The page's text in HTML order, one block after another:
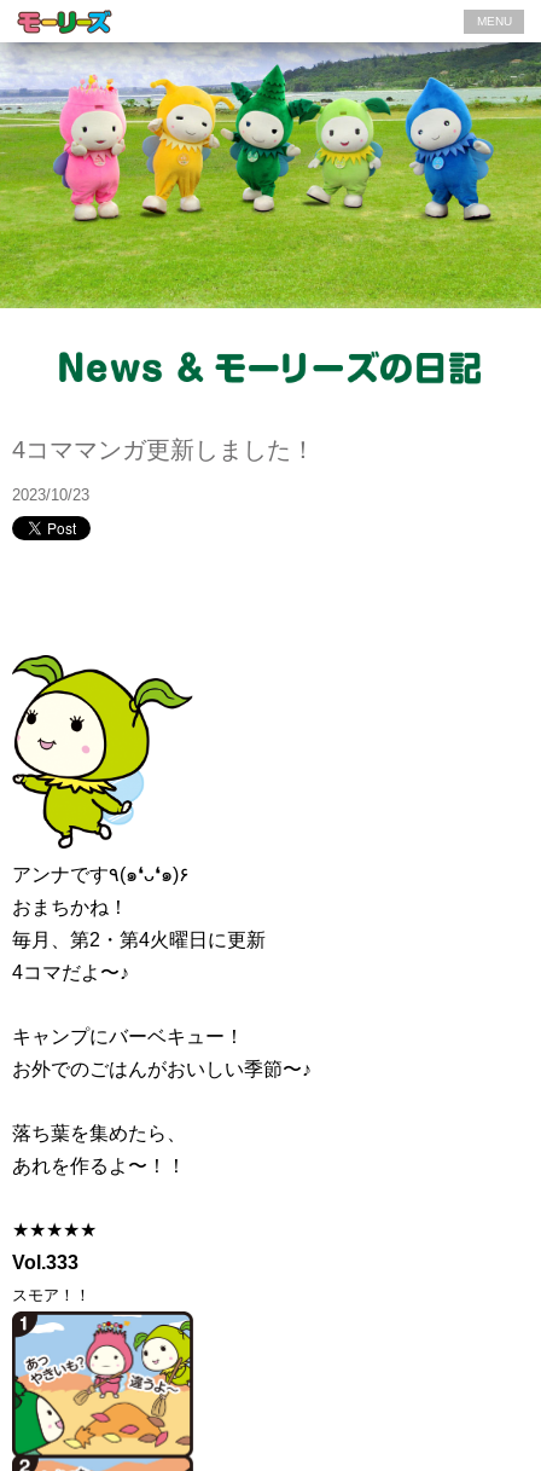
MENU
4コママンガ更新しました！
2023/10/23
アンナです٩(๑❛ᴗ❛๑)۶
おまちかね！
毎月、第2・第4火曜日に更新
4コマだよ〜♪
キャンプにバーベキュー！
お外でのごはんがおいしい季節〜♪
落ち葉を集めたら、
あれを作るよ〜！！
★★★★★
Vol.333
スモア！！